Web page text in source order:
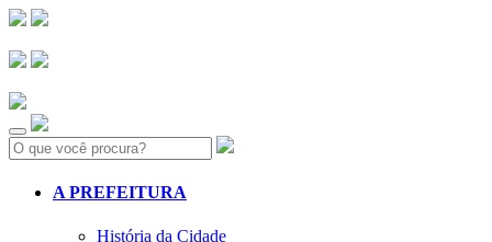
Search:
A PREFEITURA
História da Cidade